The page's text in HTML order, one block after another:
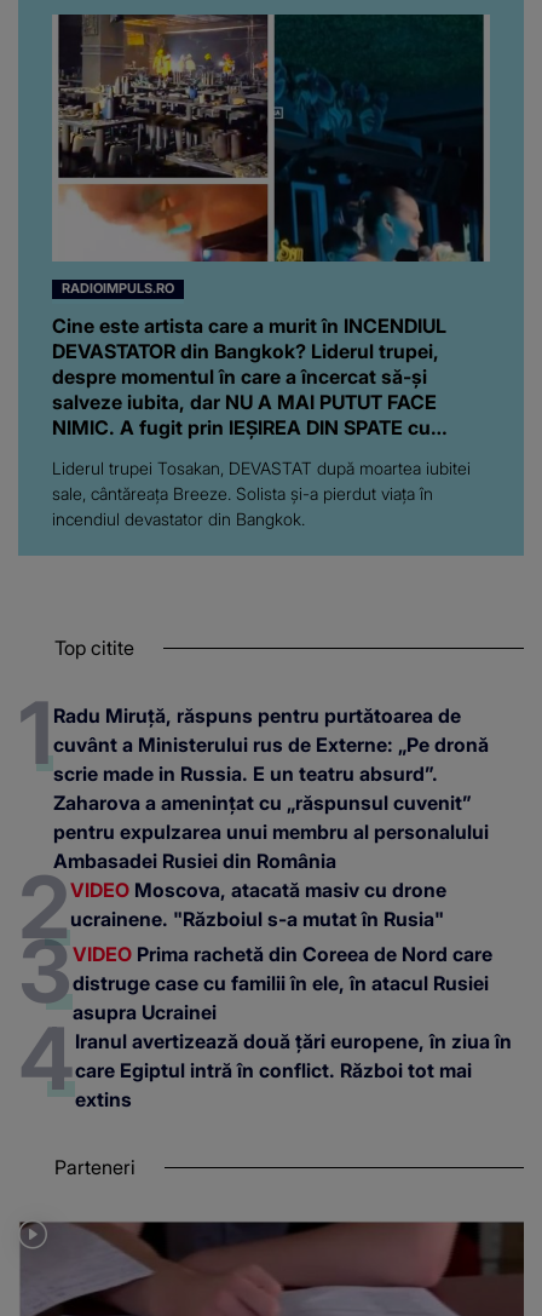
RADIOIMPULS.RO
Cine este artista care a murit în INCENDIUL
DEVASTATOR din Bangkok? Liderul trupei,
despre momentul în care a încercat să-și
salveze iubita, dar NU A MAI PUTUT FACE
NIMIC. A fugit prin IEȘIREA DIN SPATE cu
Liderul trupei Tosakan, DEVASTAT după moartea iubitei
sale, cântăreața Breeze. Solista și-a pierdut viața în
incendiul devastator din Bangkok.
Top citite
Radu Miruță, răspuns pentru purtătoarea de
cuvânt a Ministerului rus de Externe: „Pe dronă
scrie made in Russia. E un teatru absurd”.
Zaharova a amenințat cu „răspunsul cuvenit”
pentru expulzarea unui membru al personalului
Ambasadei Rusiei din România
VIDEO Moscova, atacată masiv cu drone
ucrainene. "Războiul s-a mutat în Rusia"
VIDEO Prima rachetă din Coreea de Nord care
distruge case cu familii în ele, în atacul Rusiei
asupra Ucrainei
Iranul avertizează două țări europene, în ziua în
care Egiptul intră în conflict. Război tot mai
extins
Parteneri